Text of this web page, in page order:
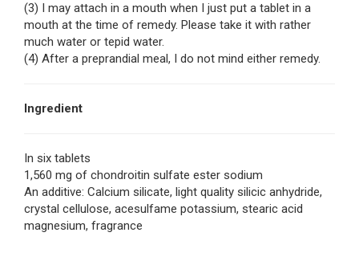
(3) I may attach in a mouth when I just put a tablet in a
mouth at the time of remedy. Please take it with rather
much water or tepid water.
(4) After a preprandial meal, I do not mind either remedy.
Ingredient
In six tablets
1,560 mg of chondroitin sulfate ester sodium
An additive: Calcium silicate, light quality silicic anhydride,
crystal cellulose, acesulfame potassium, stearic acid
magnesium, fragrance